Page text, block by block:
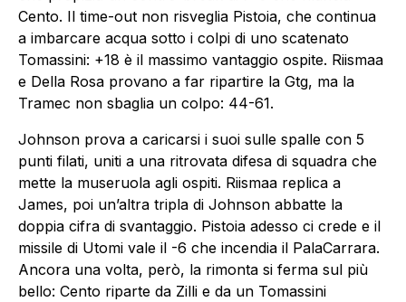
Cento. Il time-out non risveglia Pistoia, che continua
a imbarcare acqua sotto i colpi di uno scatenato
Tomassini: +18 è il massimo vantaggio ospite. Riismaa
e Della Rosa provano a far ripartire la Gtg, ma la
Tramec non sbaglia un colpo: 44-61.
Johnson prova a caricarsi i suoi sulle spalle con 5
punti filati, uniti a una ritrovata difesa di squadra che
mette la museruola agli ospiti. Riismaa replica a
James, poi un’altra tripla di Johnson abbatte la
doppia cifra di svantaggio. Pistoia adesso ci crede e il
missile di Utomi vale il -6 che incendia il PalaCarrara.
Ancora una volta, però, la rimonta si ferma sul più
bello: Cento riparte da Zilli e da un Tomassini